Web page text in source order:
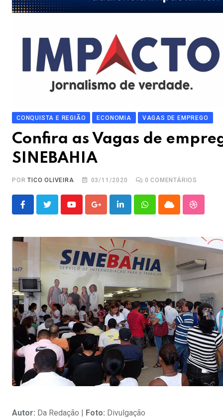
CONQUISTA E REGIÃO ECONOMIA VAGAS DE EMPREGO
Confira as Vagas de
SINEBAHIA
PORTICO OLIVEIRA 03/11/2020 0 COMENTÁRIOS
YoutubeGoogle+LinkedInWhatsappCloud
Autor: Da Redação | Foto: Divulgação